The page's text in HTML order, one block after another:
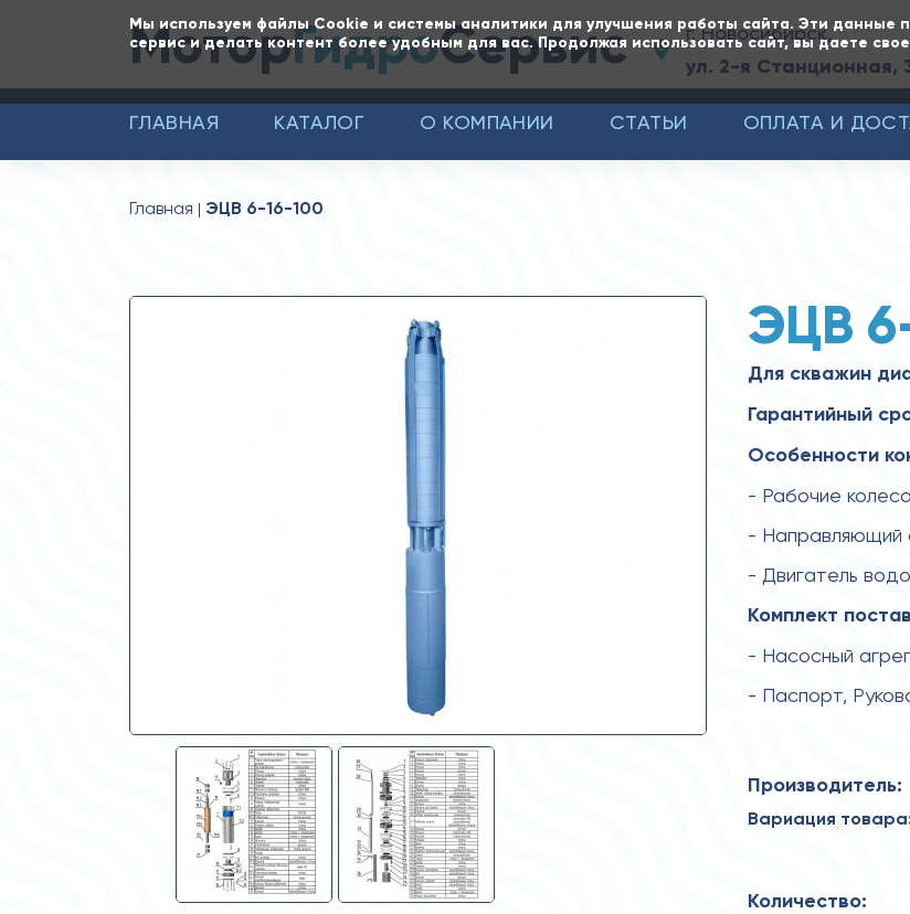
Мы используем файлы Cookie и системы аналитики для улучшения работы сайта. Эти данные
сервис и делать контент более удобным для вас. Продолжая использовать сайт, вы даете
МоторГидроСервис г. Новосибирск,
ул. 2-я Станционная,
ГЛАВНАЯ КАТАЛОГ О КОМПАНИИ СТАТЬИ ОПЛАТА И
Главная ЭЦВ 6-16-100
ЭЦВ
Для скважин
Гарантийный
Особенности
- Рабочие
- Направляющий
- Двигатель
Комплект
- Насосный
- Паспорт,
Производитель:
Вариация
Количество: